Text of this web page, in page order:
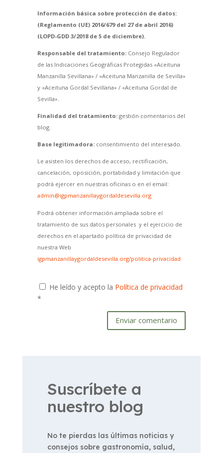
Información básica sobre protección de datos:
(Reglamento (UE) 2016/679 del 27 de abril 2016)
(LOPD-GDD 3/2018 de 5 de diciembre).
Responsable del tratamiento:Consejo Regulador
de las Indicaciones Geográficas Protegidas «Aceituna
Manzanilla Sevillana» / «Aceituna Manzanilla de Sevilla»
y «Aceituna Gordal Sevillana» / «Aceituna Gordal de
Sevilla».
Finalidad del tratamiento:gestión comentarios del
blog.
Base legitimadora:consentimiento del interesado.
Le asisten los derechos de acceso, rectificación,
cancelación, oposición, portabilidad y limitación que
podrá ejercer en nuestras oficinas o en el email:
admin@igpmanzanillaygordaldesevilla.org
Podrá obtener información ampliada sobre el
tratamiento de sus datos personales y el ejercicio de
derechos en el apartado política de privacidad de
nuestra Web
igpmanzanillaygordaldesevilla.org/politica-privacidad
He leído y acepto la Política de privacidad
*
Enviar comentario
Suscríbete a
nuestro blog
No te pierdas las últimas noticias y
consejos sobre gastronomía, salud,